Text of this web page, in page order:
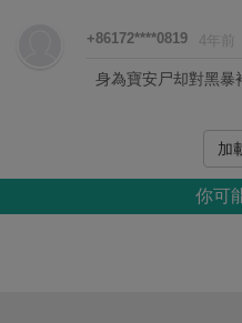
+86172****0819 4年前
身為寶安尸却對黑暴
加
你可